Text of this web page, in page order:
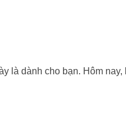
là dành cho bạn. Hôm nay,